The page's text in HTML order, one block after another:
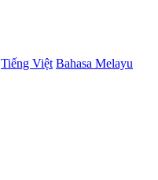
Tiếng Việt Bahasa Melayu